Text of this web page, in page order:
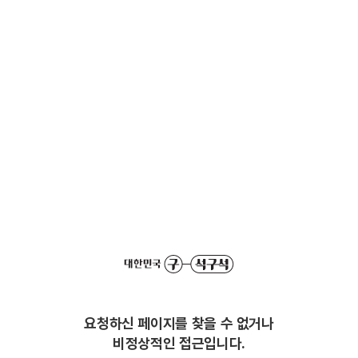
요청하신 페이지를 찾을 수 없거나
비정상적인 접근입니다.